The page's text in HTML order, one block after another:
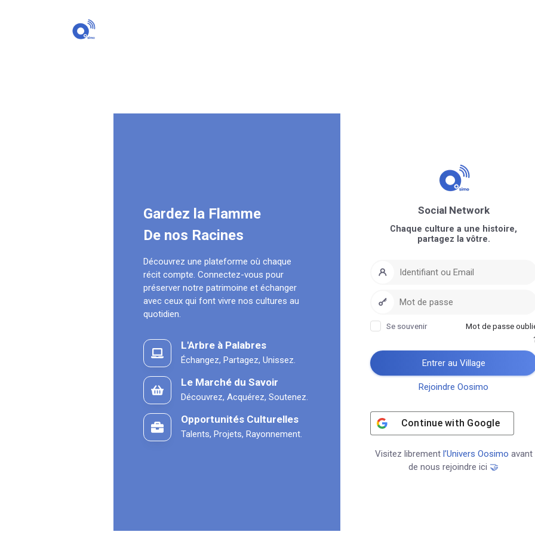
Gardez la Flamme
De nos Racines
Découvrez une plateforme où chaque
récit compte. Connectez-vous pour
préserver notre patrimoine et échanger
avec ceux qui font vivre nos cultures au
quotidien.
L'Arbre à Palabres
Échangez, Partagez, Unissez.
Le Marché du Savoir
Découvrez, Acquérez, Soutenez.
Opportunités Culturelles
Talents, Projets, Rayonnement.
Social Network
Chaque culture a une histoire,
partagez la vôtre.
Se souvenir
Mot de passe
Entrer au Village
Rejoindre Oosimo
Continue with Google
Visitez librement l’Univers Oosimo avant
de nous rejoindre ici 🤝